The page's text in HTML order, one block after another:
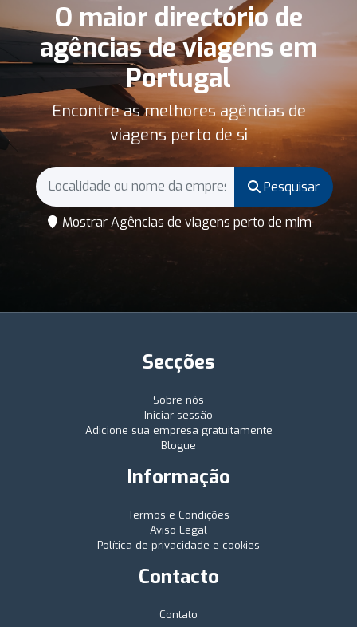
O maior directório de
agências de viagens em
Portugal
Encontre as melhores agências de
viagens perto de si
Pesquisar
Mostrar Agências de viagens perto de mim
Secções
Sobre nós
Iniciar sessão
Adicione sua empresa gratuitamente
Blogue
Informação
Termos e Condições
Aviso Legal
Política de privacidade e cookies
Contacto
Contato